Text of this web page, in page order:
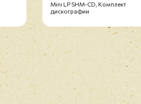
Mini LP SHM-CD, Комплект
дискографии